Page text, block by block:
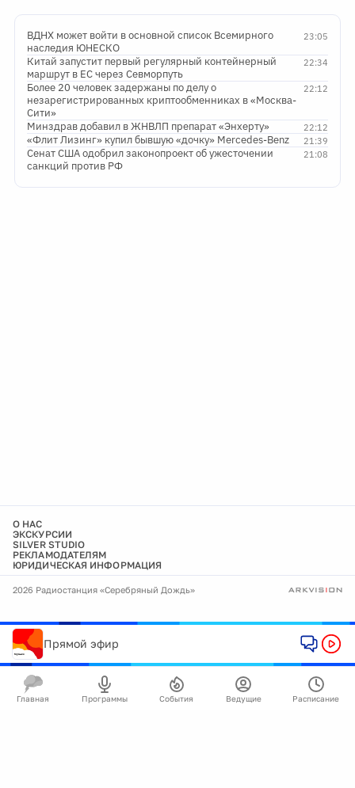
23:05
ВДНХ может войти в основной список Всемирного
наследия ЮНЕСКО
22:34
Китай запустит первый регулярный контейнерный
маршрут в ЕС через Севморпуть
22:12
Более 20 человек задержаны по делу о
незарегистрированных криптообменниках в «Москва-
Сити»
22:12
Минздрав добавил в ЖНВЛП препарат «Энхерту»
21:39
«Флит Лизинг» купил бывшую «дочку» Mercedes-Benz
21:08
Сенат США одобрил законопроект об ужесточении
санкций против РФ
О НАС
ЭКСКУРСИИ
SILVER STUDIO
РЕКЛАМОДАТЕЛЯМ
ЮРИДИЧЕСКАЯ ИНФОРМАЦИЯ
2026 Радиостанция «Серебряный Дождь»
Прямой эфир
Главная Программы События Ведущие Расписание